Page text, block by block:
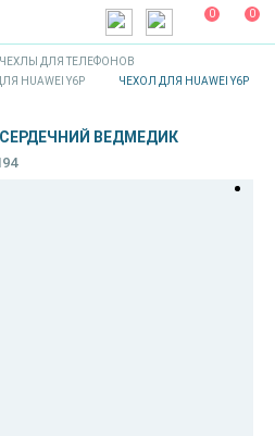
0 0
ЧЕХЛЫ ДЛЯ ТЕЛЕФОНОВ
HUAWEI Y6P
ЧЕХОЛ ДЛЯ HUAWEI Y6P
СЕРДЕЧНИЙ ВЕДМЕДИК